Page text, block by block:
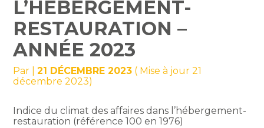
L’HÉBERGEMENT-
RESTAURATION –
ANNÉE 2023
Par |21 DÉCEMBRE 2023 ( Mise à jour 21
décembre 2023)
Indice du climat des affaires dans l’hébergement-
restauration (référence 100 en 1976)